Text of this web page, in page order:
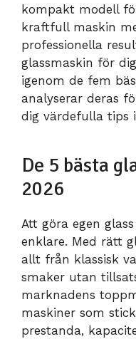
kompakt modell
kraftfull maskin
professionella
glassmaskin för
igenom de fem
analyserar deras
dig värdefulla tips
De 5 bästa
2026
Att göra egen
enklare. Med rätt
allt från klassisk
smaker utan
marknadens
maskiner som
prestanda,